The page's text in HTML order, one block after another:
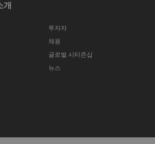
개
투자자
채용
글로벌 시티즌십
뉴스